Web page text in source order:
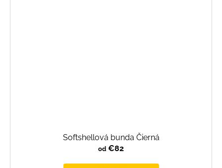
Softshellová bunda Čierná
od €82